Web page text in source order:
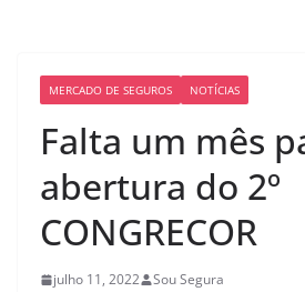
MERCADO DE SEGUROS NOTÍCIAS
Falta um mês
abertura do 2º
CONGRECOR
julho 11, 2022 Sou Segura